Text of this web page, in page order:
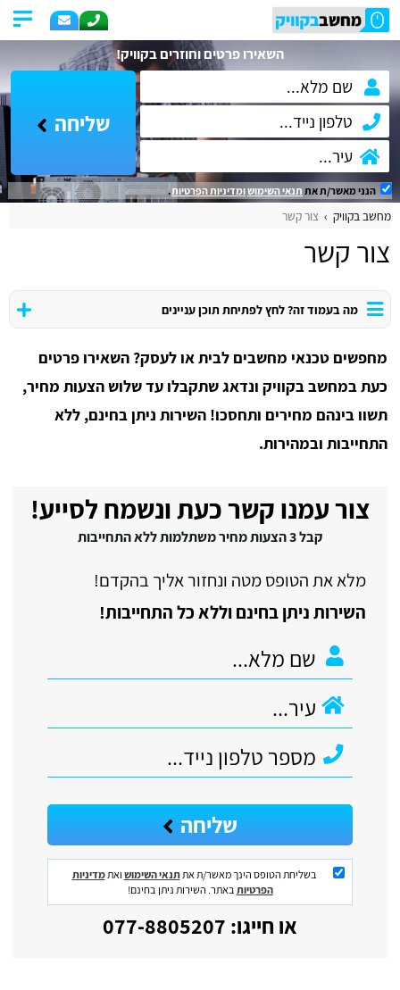
השאירו פרטים וחוזרים בקוויק!
שליחה
הנני מאשר/ת את תנאי השימושומדיניות הפרטיות.
מחשב בקוויק צור קשר
צור קשר
מה בעמוד זה? לחץ לפתיחת תוכן עניינים
מחפשים טכנאי מחשבים לבית או לעסק? השאירו פרטים
כעת במחשב בקוויק ונדאג שתקבלו עד שלוש הצעות מחיר,
תשוו בינהם מחירים ותחסכו! השירות ניתן בחינם, ללא
התחייבות ובמהירות.
צור עמנו קשר כעת ונשמח לסייע!
קבל 3 הצעות מחיר משתלמות ללא התחייבות
מלא את הטופס מטה ונחזור אליך בהקדם!
השירות ניתן בחינם וללא כל התחייבות!
שליחה
בשליחת הטופס הינך מאשר/ת אתתנאי השימושואתמדיניות
הפרטיותבאתר. השירות ניתן בחינם!
או חייגו: 077-8805207